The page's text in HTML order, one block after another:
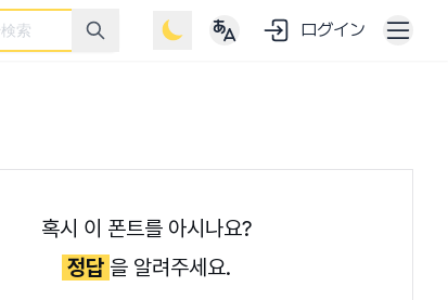
ログイン
혹시 이 폰트를 아시나요?
정답 을 알려주세요.